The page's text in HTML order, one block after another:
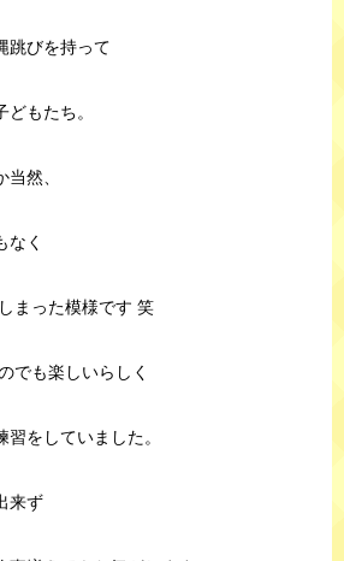
跳びを持って
もたち。
然、
なく
まった模様です 笑
でも楽しいらしく
をしていました。
来ず